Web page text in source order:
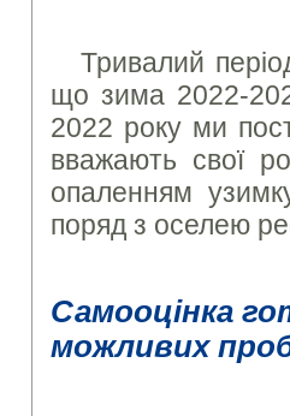
Тривалий
що зима 2022-
2022 року ми
вважають свої
опаленням
поряд з оселею
Самооцінка
можливих